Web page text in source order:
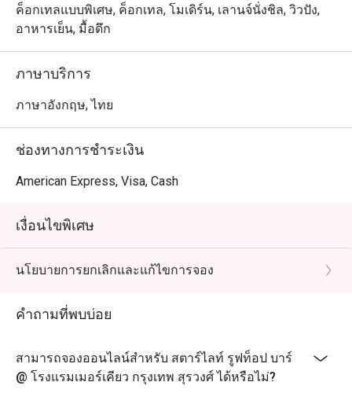
ถ่ายทอดความเป็นไทยในรูปแบบที่ทันสมัย พร้อมเพลิดเพลิน
กับดนตรีสดและกิจกรรมพิเศษที่เติมเต็มค่ำคืนอันน่าประทับ
ไม่ว่าคุณจะต้องการนั่งชมพระอาทิตย์ตกดินหรือสัมผัสชีวิต
ยามค่ำคืนในเมืองใหญ่ Starlight Rooftop Bar คือประตูสู่
ค็อกเทลแบบพิเศษ, ค็อกเทล, โมเดิร์น, เลานจ์นั่งชิล, วิวปัง,
อาหารเย็น, มื้อดึก
ภาษาบริการ
ภาษาอังกฤษ, ไทย
ช่องทางการชำระเงิน
American Express, Visa, Cash
เงื่อนไขพิเศษ
นโยบายการยกเลิกและแก้ไขการจอง
คำถามที่พบบ่อย
สามารถจองออนไลน์สำหรับ สตาร์ไลท์ รูฟท็อป บาร์
@ โรงแรมเมอร์เคียว กรุงเทพ สุรวงศ์ ได้หรือไม่?